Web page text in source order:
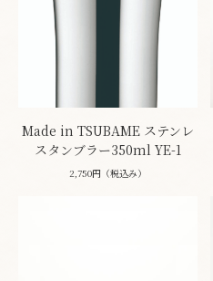
Made in TSUBAME ステンレ
スタンブラー350ml YE-1
2,750円（税込み）